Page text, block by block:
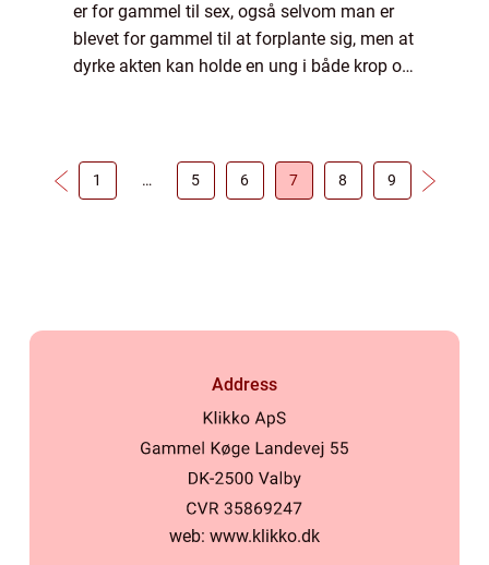
er for gammel til sex, også selvom man er
blevet for gammel til at forplante sig, men at
dyrke akten kan holde en ung i både krop og
1 … 5 6 7 8 9
Address
web: www.klikko.dk